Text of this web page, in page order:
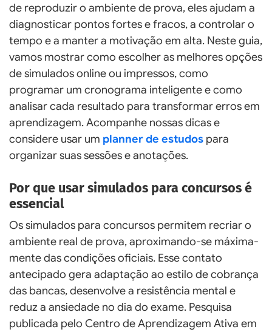
de reproduzir o ambiente de prova, eles ajudam a
diagnosticar pontos fortes e fracos, a controlar o
tempo e a manter a motivação em alta. Neste guia,
vamos mostrar como escolher as melhores opções
de simulados online ou impressos, como
programar um cronograma inteligente e como
analisar cada resultado para transformar erros em
aprendizagem. Acompanhe nossas dicas e
considere usar um planner de estudos para
organizar suas sessões e anotações.
Por que usar simulados para concursos é
essencial
Os simulados para concursos permitem recriar o
ambiente real de prova, aproximando-se máxima­
mente das condições oficiais. Esse contato
antecipado gera adaptação ao estilo de cobrança
das bancas, desenvolve a resistência mental e
reduz a ansiedade no dia do exame. Pesquisa
publicada pelo Centro de Aprendizagem Ativa em